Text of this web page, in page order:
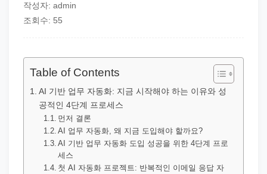
작성자: admin
조회수: 55
Table of Contents
AI 기반 업무 자동화: 지금 시작해야 하는 이유와 성
공적인 4단계 프로세스
먼저 결론
AI 업무 자동화, 왜 지금 도입해야 할까요?
AI 기반 업무 자동화 도입 성공을 위한 4단계 프로
세스
첫 AI 자동화 프로젝트: 반복적인 이메일 응답 자